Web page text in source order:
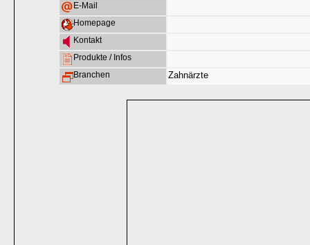
E-Mail
Homepage
Kontakt
Produkte / Infos
Branchen
Zahnärzte